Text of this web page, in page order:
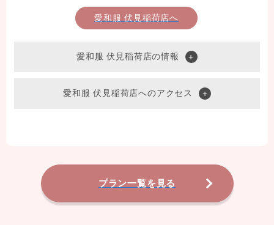
愛和服 伏見稲荷店へ
愛和服 伏見稲荷店の情報
愛和服 伏見稲荷店へのアクセス
プラン一覧を見る